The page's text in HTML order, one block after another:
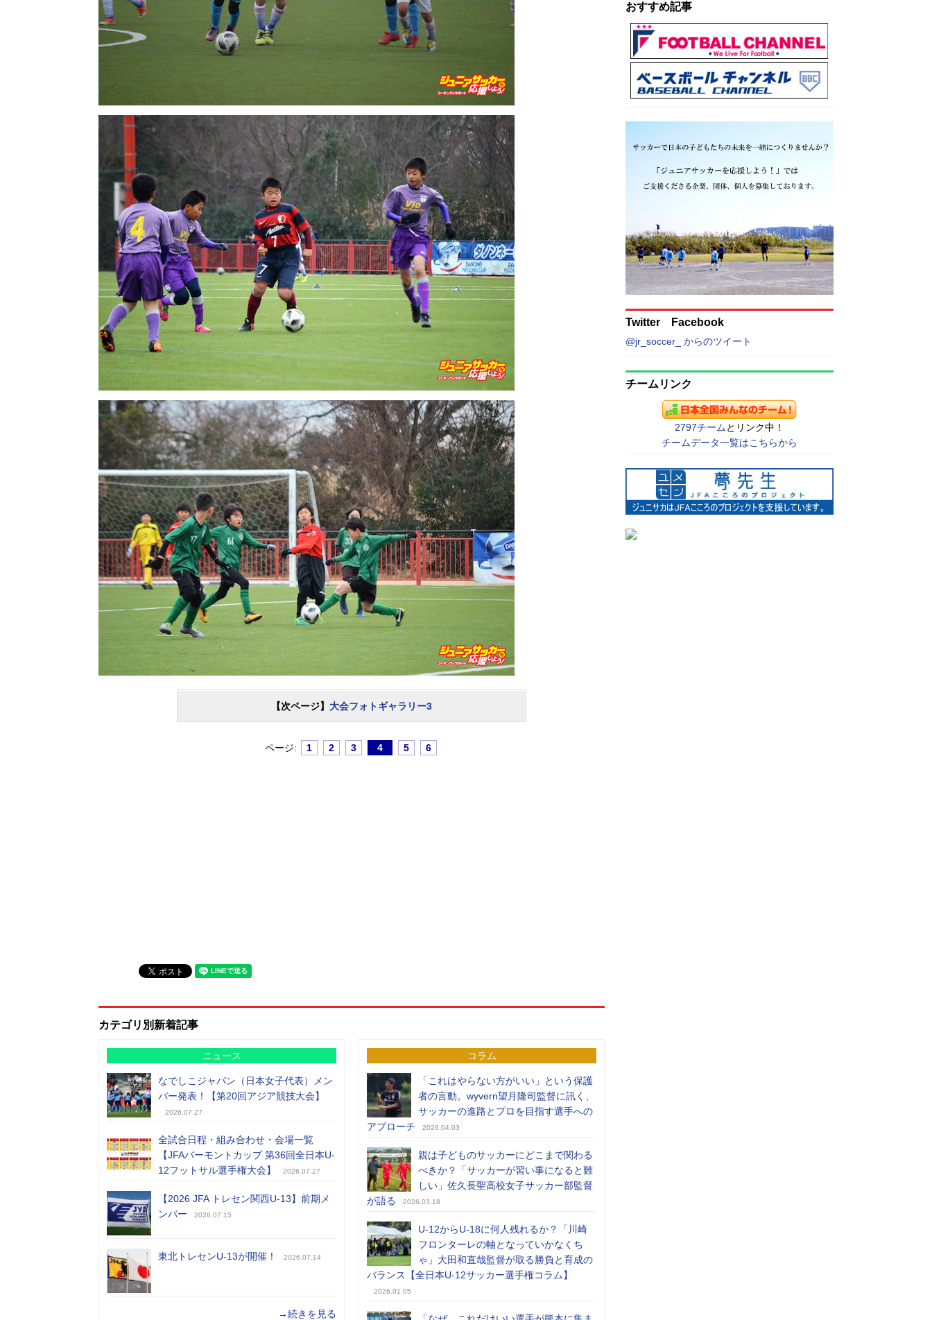
【次ページ】 大会フォトギャラリー3
ページ: 1 2 3 4 5 6
カテゴリ別新着記事
ニュース
なでしこジャパン（日本女子代表）メン
バー発表！【第20回アジア競技大会】
2026.07.27
全試合日程・組み合わせ・会場一覧
【JFAバーモントカップ 第36回全日本U-
12フットサル選手権大会】
2026.07.27
【2026 JFA トレセン関西U-13】前期メ
ンバー
2026.07.15
東北トレセンU-13が開催！ 2026.07.14
→続きを見る
コラム
「これはやらない方がいい」という保護
者の言動。wyvern望月隆司監督に訊く、
サッカーの進路とプロを目指す選手への
アプローチ
2026.04.03
親は子どものサッカーにどこまで関わる
べきか？「サッカーが習い事になると難
しい」佐久長聖高校女子サッカー部監督
が語る
2026.03.18
U-12からU-18に何人残れるか？「川崎
フロンターレの軸となっていかなくち
ゃ」大田和直哉監督が取る勝負と育成の
バランス【全日本U-12サッカー選手権コラム】
2026.01.05
おすすめ記事
Twitter Facebook
@jr_soccer_ からのツイート
チームリンク
2797チーム とリンク中！
チームデータ一覧はこちらから